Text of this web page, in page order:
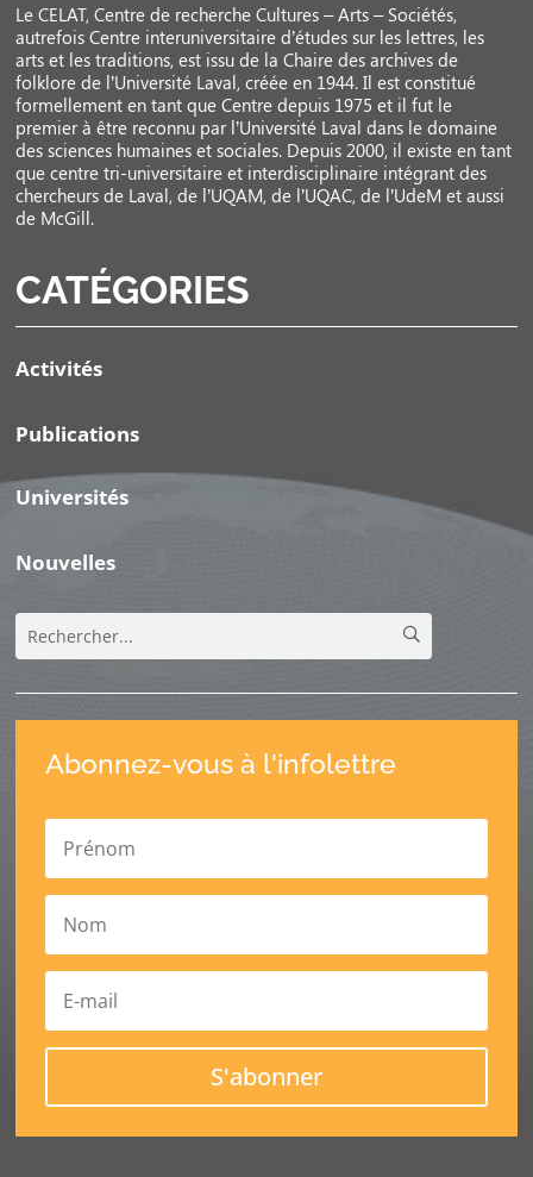
Le CELAT, Centre de recherche Cultures – Arts – Sociétés,
autrefois Centre interuniversitaire d’études sur les lettres, les
arts et les traditions, est issu de la Chaire des archives de
folklore de l’Université Laval, créée en 1944. Il est constitué
formellement en tant que Centre depuis 1975 et il fut le
premier à être reconnu par l’Université Laval dans le domaine
des sciences humaines et sociales. Depuis 2000, il existe en tant
que centre tri-universitaire et interdisciplinaire intégrant des
chercheurs de Laval, de l’UQAM, de l’UQAC, de l’UdeM et aussi
de McGill.
CATÉGORIES
Activités
Publications
Universités
Nouvelles
Abonnez-vous à l'infolettre
S'abonner